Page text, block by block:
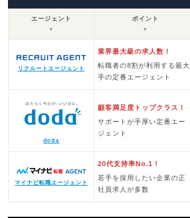
エージェント
▼
ポイント
▼
リクルートエージェント
業界最大級の求人数！
転職者の8割が利用する最大
手の定番エージェント
doda
顧客満足度トップクラス！
サポートが手厚い定番エー
ジェント
マイナビ転職エージェント
20代支持率No.1！
若手を採用したい企業の正
社員求人が多数